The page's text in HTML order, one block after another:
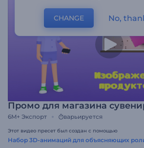
Промо для магазина
6M+ Экспорт варьируется
Этот видео пресет был создан с помощью
Набор 3D-анимаций для объясняющих
CHANGE No,